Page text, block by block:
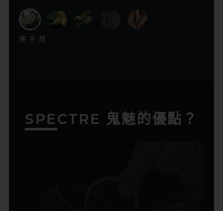
佛手柑
SPECTRE 鬼魅的優點？